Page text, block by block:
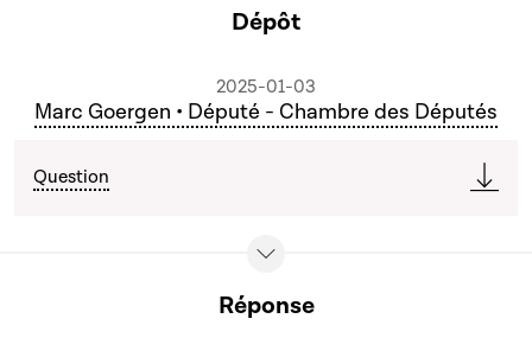
Dépôt
2025-01-03
Marc Goergen • Député - Chambre des Députés
Question
Réponse